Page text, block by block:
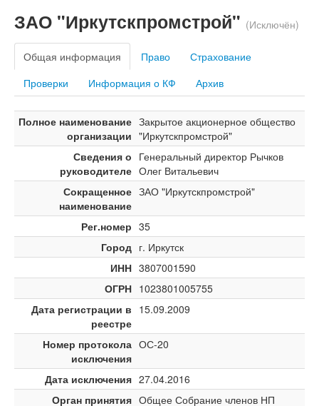
ЗАО "Иркутскпромстрой" (Исключён)
Общая информация Право
Страхование
Проверки
Информация о КФ Архив
Полное наименование
организации
Закрытое акционерное общество
"Иркутскпромстрой"
Сведения о
руководителе
Генеральный директор Рычков
Олег Витальевич
Сокращенное
наименование
ЗАО "Иркутскпромстрой"
Рег.номер 35
Город г. Иркутск
ИНН 3807001590
ОГРН 1023801005755
Дата регистрации в
реестре
15.09.2009
Номер протокола
исключения
ОС-20
Дата исключения 27.04.2016
Орган принятия Общее Собрание членов НП